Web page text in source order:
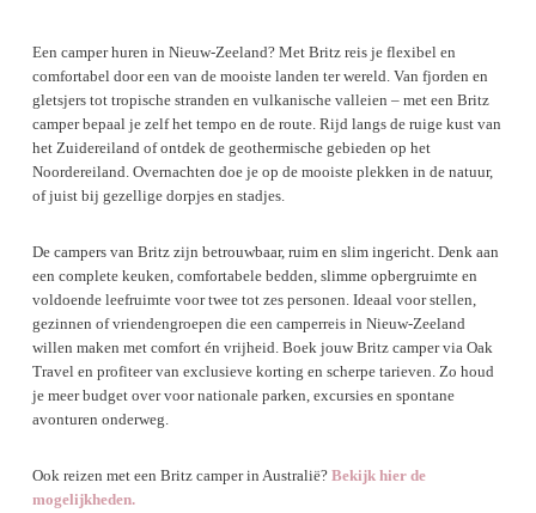
Een camper huren in Nieuw-Zeeland? Met Britz reis je flexibel en
comfortabel door een van de mooiste landen ter wereld. Van fjorden en
gletsjers tot tropische stranden en vulkanische valleien – met een Britz
camper bepaal je zelf het tempo en de route. Rijd langs de ruige kust van
het Zuidereiland of ontdek de geothermische gebieden op het
Noordereiland. Overnachten doe je op de mooiste plekken in de natuur,
of juist bij gezellige dorpjes en stadjes.
De campers van Britz zijn betrouwbaar, ruim en slim ingericht. Denk aan
een complete keuken, comfortabele bedden, slimme opbergruimte en
voldoende leefruimte voor twee tot zes personen. Ideaal voor stellen,
gezinnen of vriendengroepen die een camperreis in Nieuw-Zeeland
willen maken met comfort én vrijheid. Boek jouw Britz camper via Oak
Travel en profiteer van exclusieve korting en scherpe tarieven. Zo houd
je meer budget over voor nationale parken, excursies en spontane
avonturen onderweg.
Ook reizen met een Britz camper in Australië?Bekijk hier de
mogelijkheden.